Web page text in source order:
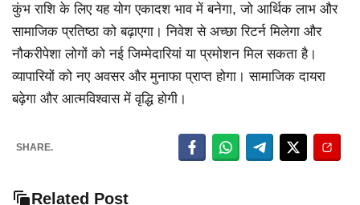
कुंभ राशि के लिए यह योग एकादश भाव में बनेगा, जो आर्थिक लाभ और
सामाजिक प्रतिष्ठा को बढ़ाएगा। निवेश से अच्छा रिटर्न मिलेगा और
नौकरीपेशा लोगों को नई जिम्मेदारियां या प्रमोशन मिल सकता है।
व्यापारियों को नए अवसर और मुनाफा प्राप्त होगा। सामाजिक दायरा
बढ़ेगा और आत्मविश्वास में वृद्धि होगी।
SHARE.
Related Post